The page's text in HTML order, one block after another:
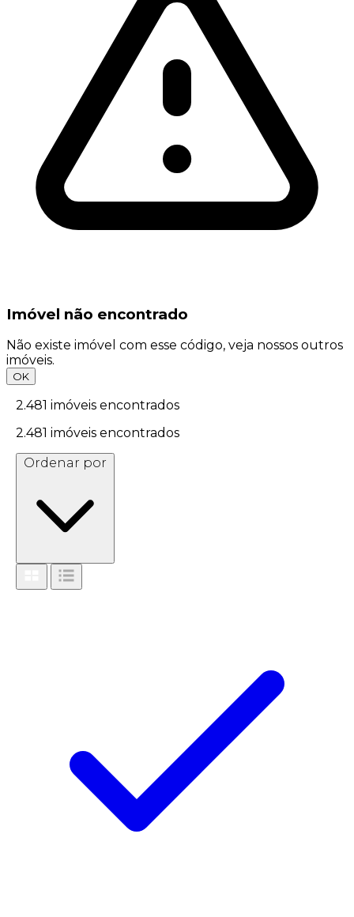
Imóvel não encontrado
Não existe imóvel com esse código, veja nossos outros
imóveis.
OK
2.481 imóveis encontrados
2.481 imóveis encontrados
Ordenar por